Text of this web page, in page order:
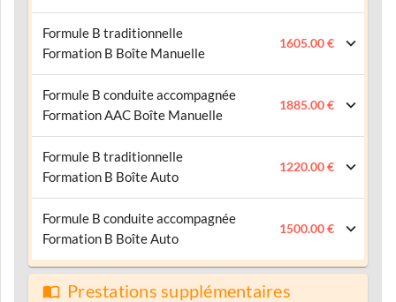
Formule B traditionnelle
Formation B Boîte Manuelle
1605.00 €
Formule B conduite accompagnée
Formation AAC Boîte Manuelle
1885.00 €
Formule B traditionnelle
Formation B Boîte Auto
1220.00 €
Formule B conduite accompagnée
Formation B Boîte Auto
1500.00 €
Prestations supplémentaires